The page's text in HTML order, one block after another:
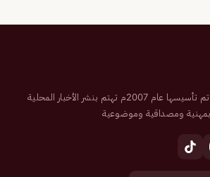
صحيفة إلكترونية سعودية تم تأسيسها عام 2007م تهتم بنشر الأخبار المحلية
بمهنية ومصداقية وموضوعية